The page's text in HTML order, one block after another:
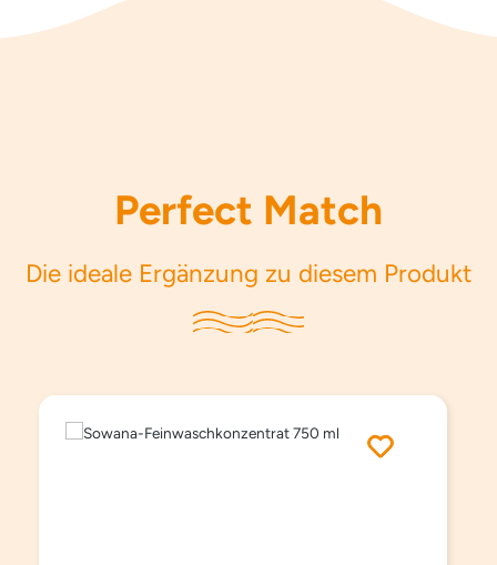
Perfect Match
Die ideale Ergänzung zu diesem Produkt